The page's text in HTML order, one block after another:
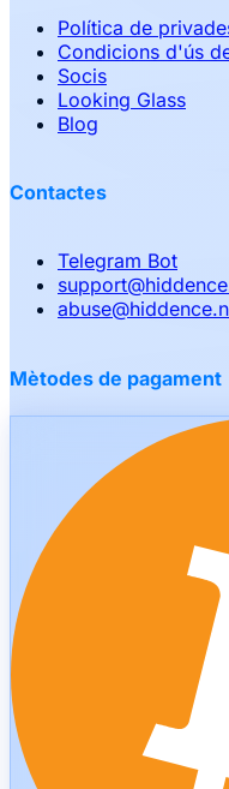
Política de
Condicions d'ús
Socis
Looking Glass
Blog
Contactes
Telegram Bot
support@
abuse@
Mètodes de pagament